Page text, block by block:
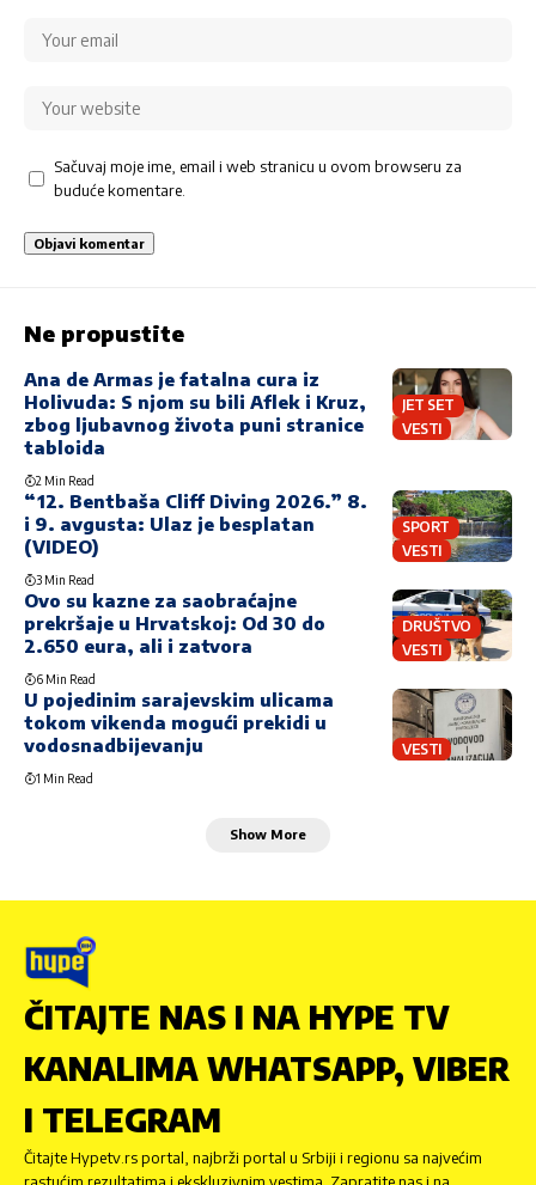
Sačuvaj moje ime, email i web stranicu u ovom browseru za
buduće komentare.
Ne propustite
JET SET
VESTI
Ana de Armas je fatalna cura iz
Holivuda: S njom su bili Aflek i Kruz,
zbog ljubavnog života puni stranice
tabloida
2 Min Read
SPORT
VESTI
“12. Bentbaša Cliff Diving 2026.” 8.
i 9. avgusta: Ulaz je besplatan
(VIDEO)
3 Min Read
DRUŠTVO
VESTI
Ovo su kazne za saobraćajne
prekršaje u Hrvatskoj: Od 30 do
2.650 eura, ali i zatvora
6 Min Read
VESTI
U pojedinim sarajevskim ulicama
tokom vikenda mogući prekidi u
vodosnadbijevanju
1 Min Read
Show More
ČITAJTE NAS I NA HYPE TV
KANALIMA WHATSAPP, VIBER
I TELEGRAM
Čitajte Hypetv.rs portal, najbrži portal u Srbiji i regionu sa najvećim